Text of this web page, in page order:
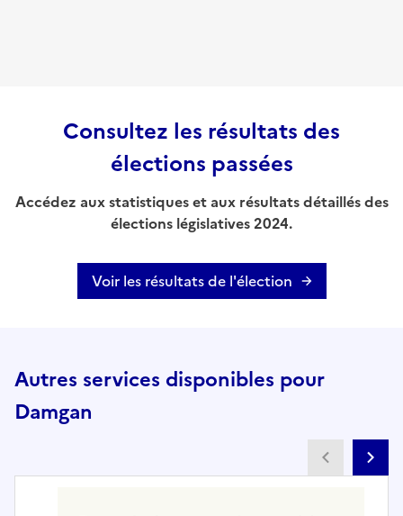
Consultez les résultats des
élections passées
Accédez aux statistiques et aux résultats détaillés des
élections législatives 2024.
Voir les résultats de l'élection
Autres services disponibles pour
Damgan